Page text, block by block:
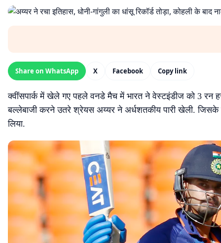
Share on WhatsApp X Facebook Copy link
क्वींसपार्क में खेले गए पहले वनडे मैच में भारत ने वेस्टइंडीज को 3 रन
बल्लेबाजी करने उतरे श्रेयस अय्यर ने अर्धशतकीय पारी खेली. जिसके
लिया.